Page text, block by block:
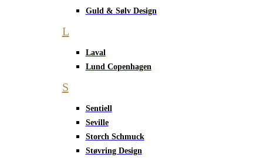
Guld & Sølv Design
L
Laval
Lund Copenhagen
S
Sentiell
Seville
Storch Schmuck
Støvring Design